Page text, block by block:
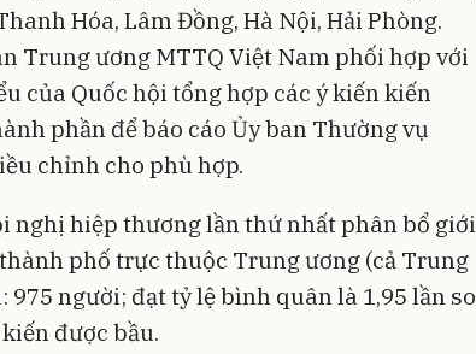
Hóa, Lâm Đồng, Hà Nội, Hải Phòng.
Trung ương MTTQ Việt Nam phối hợp với
của Quốc hội tổng hợp các ý kiến kiến
phần để báo cáo Ủy ban Thường vụ
chỉnh cho phù hợp.
nghị hiệp thương lần thứ nhất phân bổ giới
phố trực thuộc Trung ương (cả Trung
975 người; đạt tỷ lệ bình quân là 1,95 lần so
được bầu.